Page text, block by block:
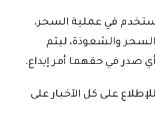
في عملية السحر،
والشعوذة، ليتم
صدر في حقهما أمر إيداع.
على كل الآخبار على